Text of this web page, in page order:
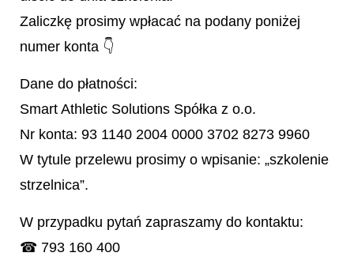
Zaliczkę prosimy wpłacać na podany poniżej
numer konta 👇
Dane do płatności:
Smart Athletic Solutions Spółka z o.o.
Nr konta: 93 1140 2004 0000 3702 8273 9960
W tytule przelewu prosimy o wpisanie: „szkolenie
strzelnica”.
W przypadku pytań zapraszamy do kontaktu:
☎ 793 160 400